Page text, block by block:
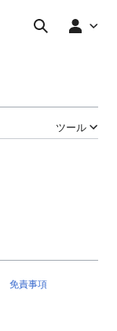
検索
個人用ツール
ツール
免責事項